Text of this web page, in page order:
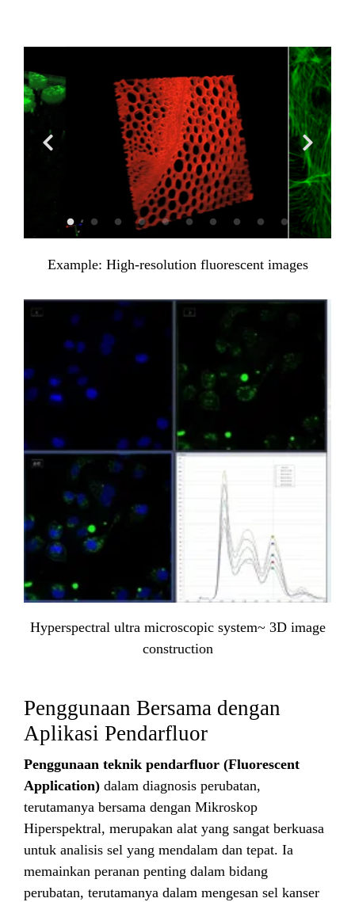
Example: High-resolution fluorescent images
Hyperspectral ultra microscopic system~ 3D image
construction
Penggunaan Bersama dengan
Aplikasi Pendarfluor
Penggunaan teknik pendarfluor (Fluorescent
Application) dalam diagnosis perubatan,
terutamanya bersama dengan Mikroskop
Hiperspektral, merupakan alat yang sangat berkuasa
untuk analisis sel yang mendalam dan tepat. Ia
memainkan peranan penting dalam bidang
perubatan, terutamanya dalam mengesan sel kanser